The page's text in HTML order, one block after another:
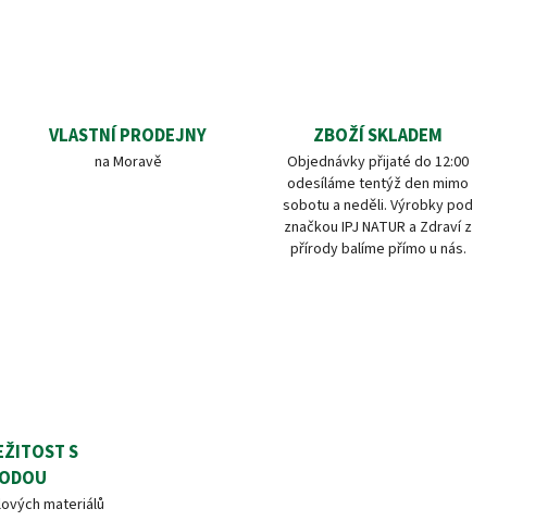
VLASTNÍ PRODEJNY
na Moravě
ZBOŽÍ SKLADEM
Objednávky přijaté do 12:00
odesíláme tentýž den mimo
sobotu a neděli. Výrobky pod
značkou IPJ NATUR a Zdraví z
přírody balíme přímo u nás.
S
materiálů